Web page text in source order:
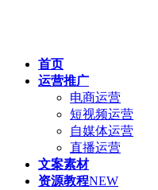
首页
运营推广
电商运营
短视频运营
自媒体运营
直播运营
文案素材
资源教程NEW